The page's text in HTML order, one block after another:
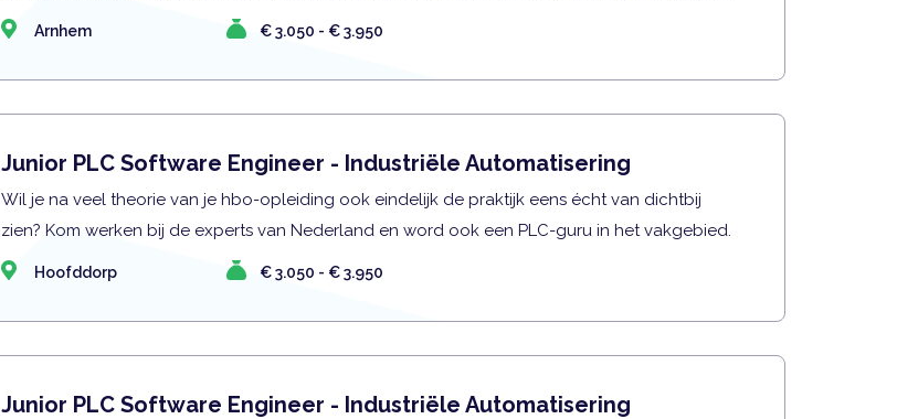
Arnhem € 3.050 - € 3.950
Junior PLC Software Engineer - Industriële Automatisering
Wil je na veel theorie van je hbo-opleiding ook eindelijk de praktijk eens écht van dichtbij
zien? Kom werken bij de experts van Nederland en word ook een PLC-guru in het vakgebied.
Hoofddorp € 3.050 - € 3.950
Junior PLC Software Engineer - Industriële Automatisering